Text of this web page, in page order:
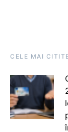
CELE MAI